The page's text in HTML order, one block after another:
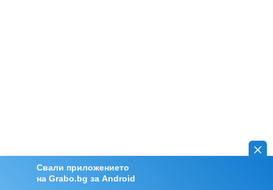
Свали приложението
на Grabo.bg за Android